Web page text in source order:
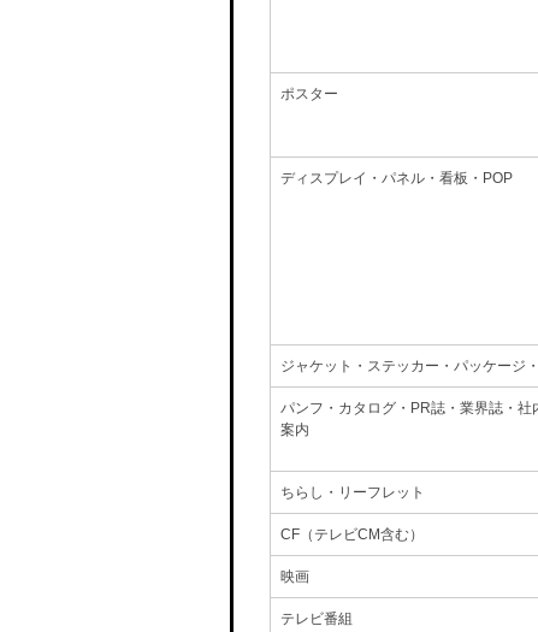
ポスター
ディスプレイ・パネル・看板・POP
ジャケット・ステッカー・パッケージ
パンフ・カタログ・PR誌・業界誌・社
案内
ちらし・リーフレット
CF（テレビCM含む）
映画
テレビ番組